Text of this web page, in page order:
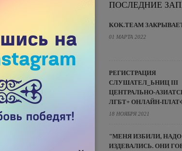
ПОСЛЕДНИЕ
KOK.TEAM
01 МАРТА 2022
РЕГИСТРАЦИЯ
СЛУШАТЕЛ_ЬНИЦ III
ЦЕНТРАЛЬНО-
ЛГБТ+ ОНЛАЙН-
18 НОЯБРЯ 2021
"МЕНЯ ИЗБИЛИ,
ИЗДЕВАЛИСЬ. ОНИ